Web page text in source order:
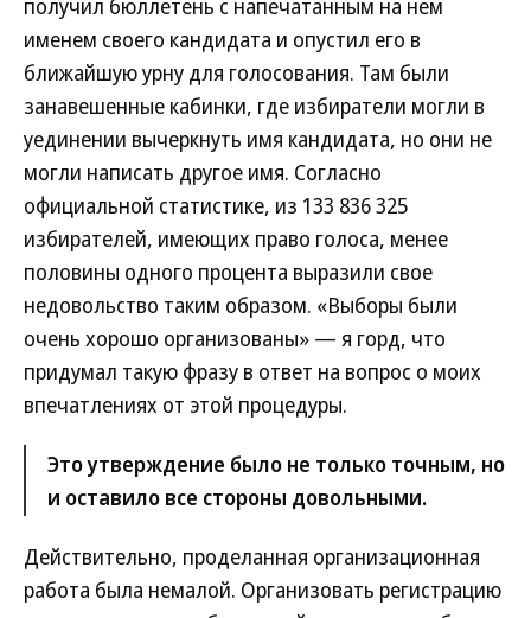
получил бюллетень с напечатанным на нем
именем своего кандидата и опустил его в
ближайшую урну для голосования. Там были
занавешенные кабинки, где избиратели могли в
уединении вычеркнуть имя кандидата, но они не
могли написать другое имя. Согласно
официальной статистике, из 133 836 325
избирателей, имеющих право голоса, менее
половины одного процента выразили свое
недовольство таким образом. «Выборы были
очень хорошо организованы» — я горд, что
придумал такую фразу в ответ на вопрос о моих
впечатлениях от этой процедуры.
Это утверждение было не только точным, но
и оставило все стороны довольными.
Действительно, проделанная организационная
работа была немалой. Организовать регистрацию